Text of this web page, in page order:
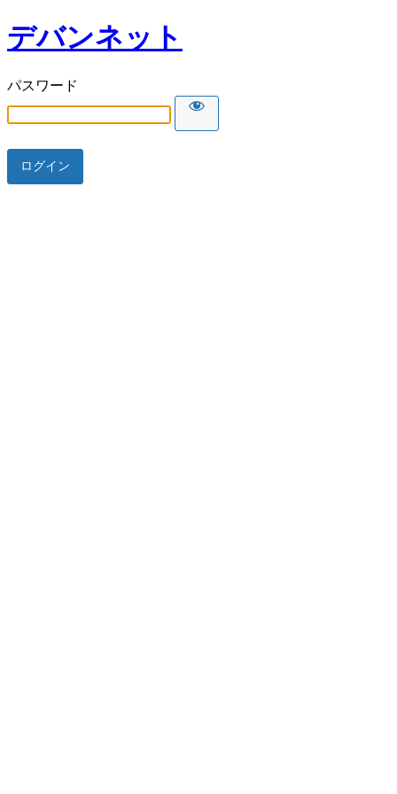
デバンネット
パスワード